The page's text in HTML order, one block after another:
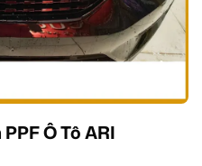
Ô Tô ARI